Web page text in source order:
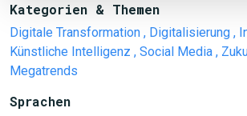
Kategorien & Themen
Digitale Transformation , Digitalisierung ,
Künstliche Intelligenz , Social Media ,
Megatrends
Sprachen